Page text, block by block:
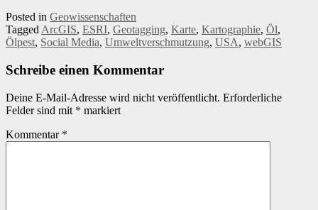
Posted in Geowissenschaften
TaggedArcGIS, ESRI, Geotagging, Karte, Kartographie, Öl,
Ölpest, Social Media, Umweltverschmutzung, USA, webGIS
Schreibe einen Kommentar
Deine E-Mail-Adresse wird nicht veröffentlicht. Erforderliche
Felder sind mit * markiert
Kommentar *